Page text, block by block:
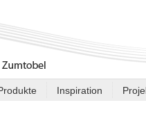
Inspiration